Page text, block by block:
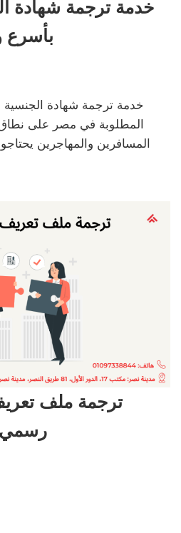
خدمة ترجمة شهادة
خدمة ترجمة شهادة
المطلوبة في مصر على
المسافرين والمهاجرين
ترجمة ملف
رسمي